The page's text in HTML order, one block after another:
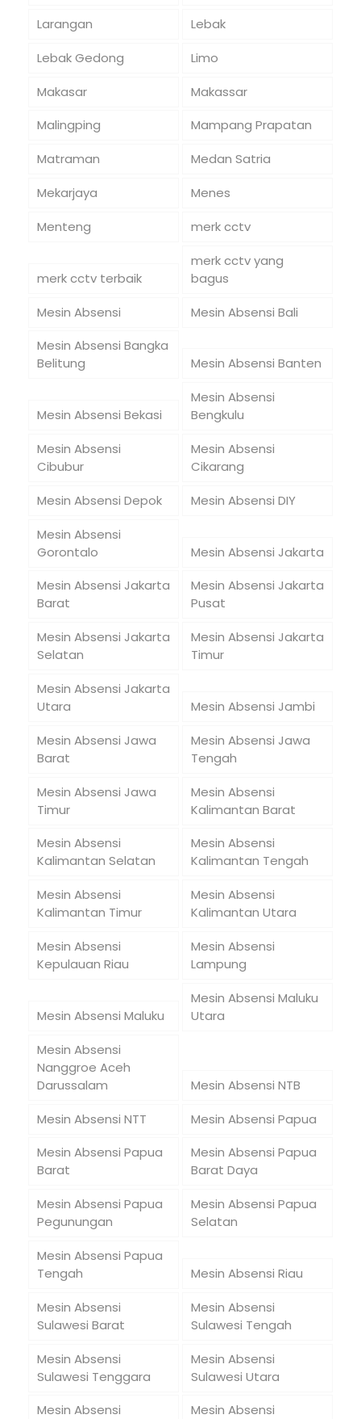
Larangan
Lebak
Lebak Gedong
Limo
Makasar
Makassar
Malingping
Mampang Prapatan
Matraman
Medan Satria
Mekarjaya
Menes
Menteng
merk cctv
merk cctv terbaik
merk cctv yang
bagus
Mesin Absensi
Mesin Absensi Bali
Mesin Absensi Bangka
Belitung
Mesin Absensi Banten
Mesin Absensi Bekasi
Mesin Absensi
Bengkulu
Mesin Absensi
Cibubur
Mesin Absensi
Cikarang
Mesin Absensi Depok
Mesin Absensi DIY
Mesin Absensi
Gorontalo
Mesin Absensi Jakarta
Mesin Absensi Jakarta
Barat
Mesin Absensi Jakarta
Pusat
Mesin Absensi Jakarta
Selatan
Mesin Absensi Jakarta
Timur
Mesin Absensi Jakarta
Utara
Mesin Absensi Jambi
Mesin Absensi Jawa
Barat
Mesin Absensi Jawa
Tengah
Mesin Absensi Jawa
Timur
Mesin Absensi
Kalimantan Barat
Mesin Absensi
Kalimantan Selatan
Mesin Absensi
Kalimantan Tengah
Mesin Absensi
Kalimantan Timur
Mesin Absensi
Kalimantan Utara
Mesin Absensi
Kepulauan Riau
Mesin Absensi
Lampung
Mesin Absensi Maluku
Mesin Absensi Maluku
Utara
Mesin Absensi
Nanggroe Aceh
Darussalam
Mesin Absensi NTB
Mesin Absensi NTT
Mesin Absensi Papua
Mesin Absensi Papua
Barat
Mesin Absensi Papua
Barat Daya
Mesin Absensi Papua
Pegunungan
Mesin Absensi Papua
Selatan
Mesin Absensi Papua
Tengah
Mesin Absensi Riau
Mesin Absensi
Sulawesi Barat
Mesin Absensi
Sulawesi Tengah
Mesin Absensi
Sulawesi Tenggara
Mesin Absensi
Sulawesi Utara
Mesin Absensi
Mesin Absensi